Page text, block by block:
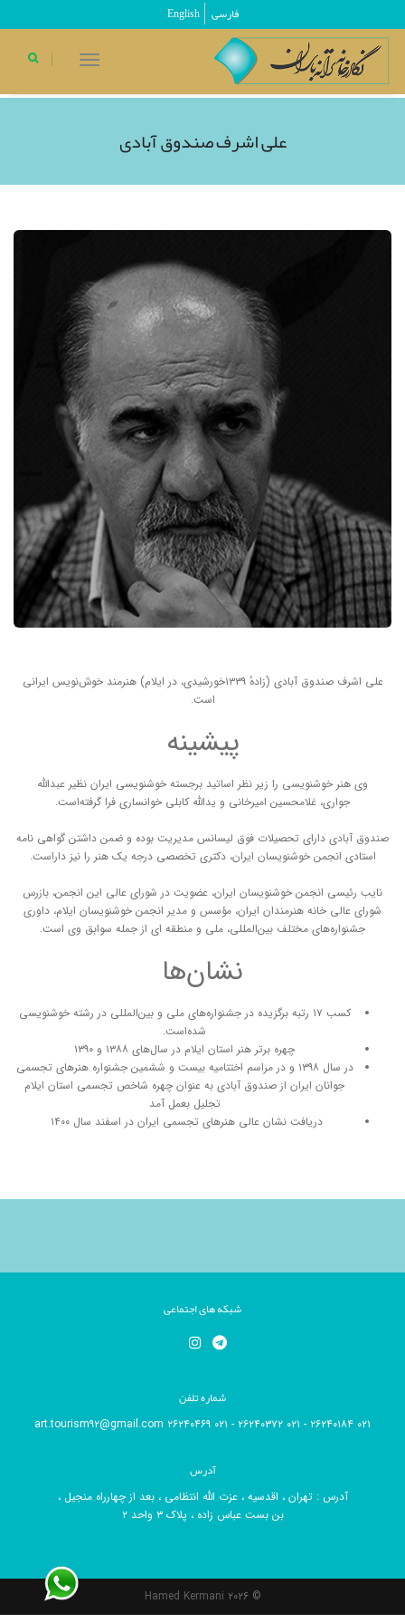
فارسی English
toggle
علی اشرف صندوق آبادی
علی اشرف صندوق آبادی
(زادهٔ ۱۳۳۹خورشیدی، در ایلام) هنرمند خوش‌نویس ایرانی
است.
پیشینه
وی هنر خوشنویسی را زیر نظر اساتید برجسته خوشنویسی ایران نظیر عبدالله
جواری، غلامحسین امیرخانی و یدالله کابلی خوانساری فرا گرفته‌است.
صندوق آبادی دارای تحصیلات فوق لیسانس مدیریت بوده و ضمن داشتن گواهی نامه
استادی انجمن خوشنویسان ایران، دکتری تخصصی درجه یک هنر را نیز داراست.
نایب رئیسی انجمن خوشنویسان ایران، عضویت در شورای عالی این انجمن، بازرس
شورای عالی خانه هنرمندان ایران، مؤسس و مدیر انجمن خوشنویسان ایلام، داوری
جشنواره‌های مختلف بین‌المللی، ملی و منطقه ای از جمله سوابق وی است.
نشان‌ها
کسب ۱۷ رتبه برگزیده در جشنواره‌های ملی و بین‌المللی در رشته خوشنویسی
شده‌است.
چهره برتر هنر استان ایلام در سال‌های ۱۳۸۸ و ۱۳۹۰
در سال ۱۳۹۸ و در مراسم اختتامیه بیست و ششمین جشنواره هنرهای تجسمی
جوانان ایران از صندوق آبادی به عنوان چهره شاخص تجسمی استان ایلام
تجلیل بعمل آمد
دریافت نشان عالی هنرهای تجسمی ایران در اسفند سال ۱۴۰۰
شبکه های اجتماعی
شماره تلفن
۰۲۱ ۲۶۲۴۰۱۸۴ - ۰۲۱ ۲۶۲۴۰۳۷۲ - ۰۲۱ ۲۶۲۴۰۴۶۹ art.tourism۹۲@gmail.com
آدرس
آدرس : تهران ، اقدسیه ، عزت الله انتظامی ، بعد از چهارراه منجیل ،
بن بست عباس زاده ، پلاک ۳ واحد ۲
© ۲۰۲۶ Hamed Kermani